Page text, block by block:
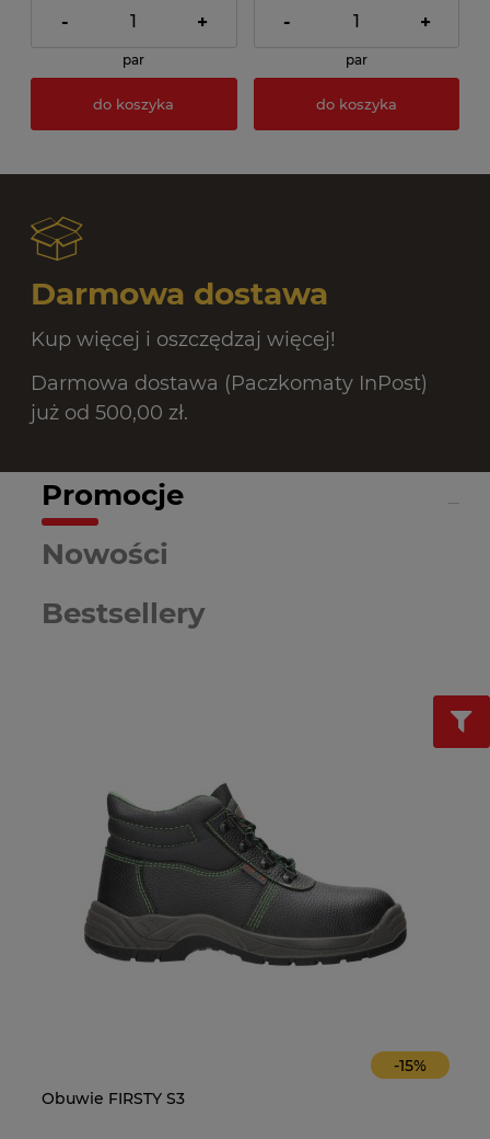
- +
par
do koszyka
- +
par
do koszyka
Darmowa dostawa
Kup więcej i oszczędzaj więcej!
Darmowa dostawa (Paczkomaty InPost)
już od 500,00 zł.
Promocje
Nowości
Bestsellery
-15%
Obuwie FIRSTY S3
Osłona twarzy z siatki stalowej Active Gear V922